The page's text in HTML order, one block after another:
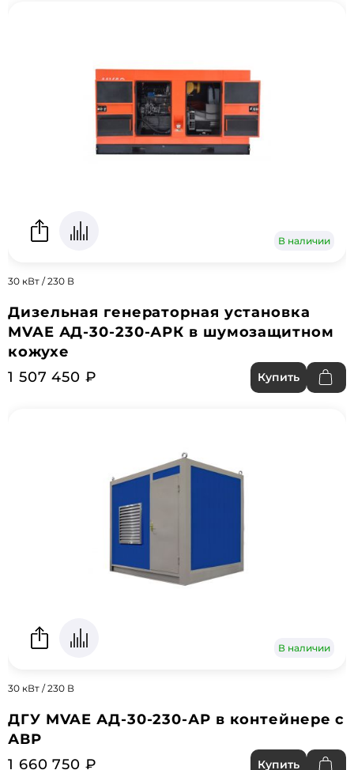
В наличии
30 кВт / 230 В
Дизельная генераторная установка
MVAE АД-30-230-АРК в шумозащитном
кожухе
1 507 450 ₽
Купить
В наличии
30 кВт / 230 В
ДГУ MVAE АД-30-230-АР в контейнере с
АВР
1 660 750 ₽
Купить